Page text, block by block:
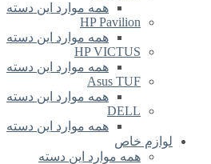
همه موارد این دسته
HP Pavilion
همه موارد این دسته
HP VICTUS
همه موارد این دسته
Asus TUF
همه موارد این دسته
DELL
همه موارد این دسته
لوازم خاص
همه موارد این دسته